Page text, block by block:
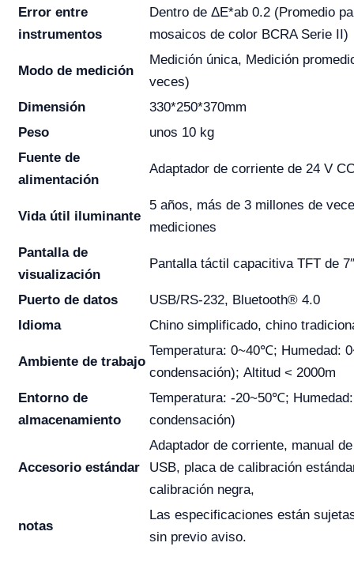
Error entre
instrumentos
Dentro de ΔE*ab 0.2 (Promedio
mosaicos de color BCRA Serie II)
Modo de medición
Medición única, Medición
veces)
Dimensión
330*250*370mm
Peso
unos 10 kg
Fuente de
alimentación
Adaptador de corriente de 24 V
Vida útil iluminante
5 años, más de 3 millones de
mediciones
Pantalla de
visualización
Pantalla táctil capacitiva TFT de 7″
Puerto de datos
USB/RS-232, Bluetooth® 4.0
Idioma
Chino simplificado, chino
Ambiente de trabajo
Temperatura: 0~40℃; Humedad:
condensación); Altitud < 2000m
Entorno de
almacenamiento
Temperatura: -20~50℃;
condensación)
Accesorio estándar
Adaptador de corriente, manual
USB, placa de calibración
calibración negra,
notas
Las especificaciones están
sin previo aviso.